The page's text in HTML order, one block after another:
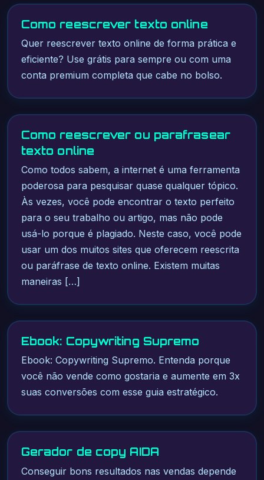
Como reescrever texto online
Quer reescrever texto online de forma prática e
eficiente? Use grátis para sempre ou com uma
conta premium completa que cabe no bolso.
Como reescrever ou parafrasear
texto online
Como todos sabem, a internet é uma ferramenta
poderosa para pesquisar quase qualquer tópico.
Às vezes, você pode encontrar o texto perfeito
para o seu trabalho ou artigo, mas não pode
usá-lo porque é plagiado. Neste caso, você pode
usar um dos muitos sites que oferecem reescrita
ou paráfrase de texto online. Existem muitas
maneiras […]
Ebook: Copywriting Supremo
Ebook: Copywriting Supremo. Entenda porque
você não vende como gostaria e aumente em 3x
suas conversões com esse guia estratégico.
Gerador de copy AIDA
Conseguir bons resultados nas vendas depende